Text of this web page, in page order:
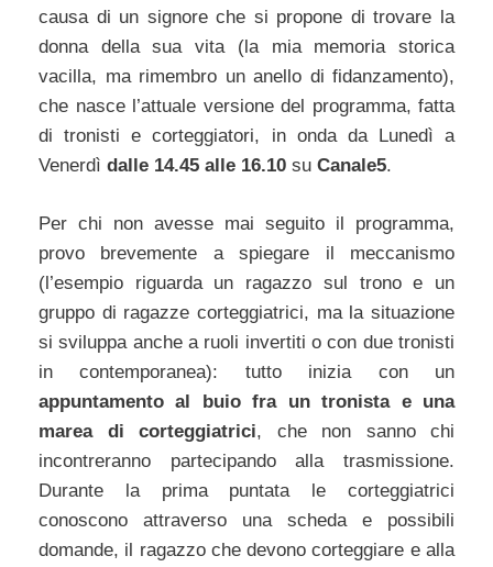
causa di un signore che si propone di trovare la
donna della sua vita (la mia memoria storica
vacilla, ma rimembro un anello di fidanzamento),
che nasce l’attuale versione del programma, fatta
di tronisti e corteggiatori, in onda da Lunedì a
Venerdì dalle 14.45 alle 16.10 su Canale5.
Per chi non avesse mai seguito il programma,
provo brevemente a spiegare il meccanismo
(l’esempio riguarda un ragazzo sul trono e un
gruppo di ragazze corteggiatrici, ma la situazione
si sviluppa anche a ruoli invertiti o con due tronisti
in contemporanea): tutto inizia con un
appuntamento al buio fra un tronista e una
marea di corteggiatrici, che non sanno chi
incontreranno partecipando alla trasmissione.
Durante la prima puntata le corteggiatrici
conoscono attraverso una scheda e possibili
domande, il ragazzo che devono corteggiare e alla